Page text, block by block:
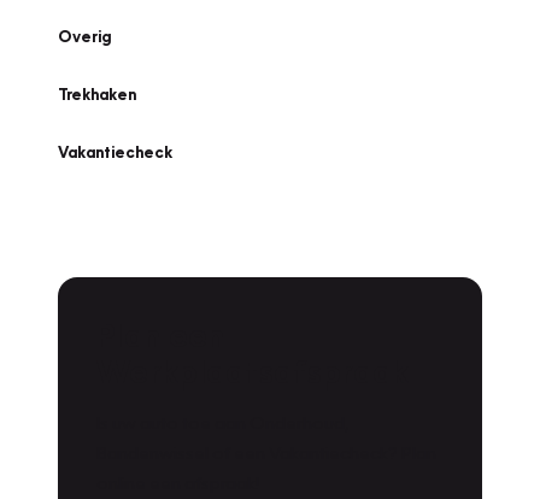
Overig
Trekhaken
Vakantiecheck